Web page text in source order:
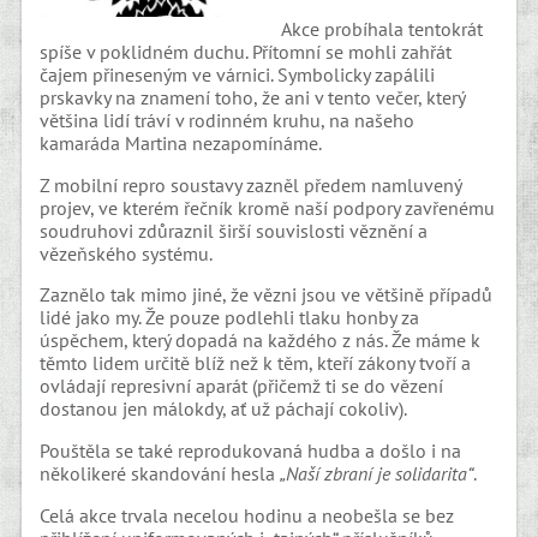
Akce probíhala tentokrát
spíše v poklidném duchu. Přítomní se mohli zahřát
čajem přineseným ve várnici. Symbolicky zapálili
prskavky na znamení toho, že ani v tento večer, který
většina lidí tráví v rodinném kruhu, na našeho
kamaráda Martina nezapomínáme.
Z mobilní repro soustavy zazněl předem namluvený
projev, ve kterém řečník kromě naší podpory zavřenému
soudruhovi zdůraznil širší souvislosti věznění a
vězeňského systému.
Zaznělo tak mimo jiné, že vězni jsou ve většině případů
lidé jako my. Že pouze podlehli tlaku honby za
úspěchem, který dopadá na každého z nás. Že máme k
těmto lidem určitě blíž než k těm, kteří zákony tvoří a
ovládají represivní aparát (přičemž ti se do vězení
dostanou jen málokdy, ať už páchají cokoliv).
Pouštěla se také reprodukovaná hudba a došlo i na
několikeré skandování hesla„Naší zbraní je solidarita“.
Celá akce trvala necelou hodinu a neobešla se bez